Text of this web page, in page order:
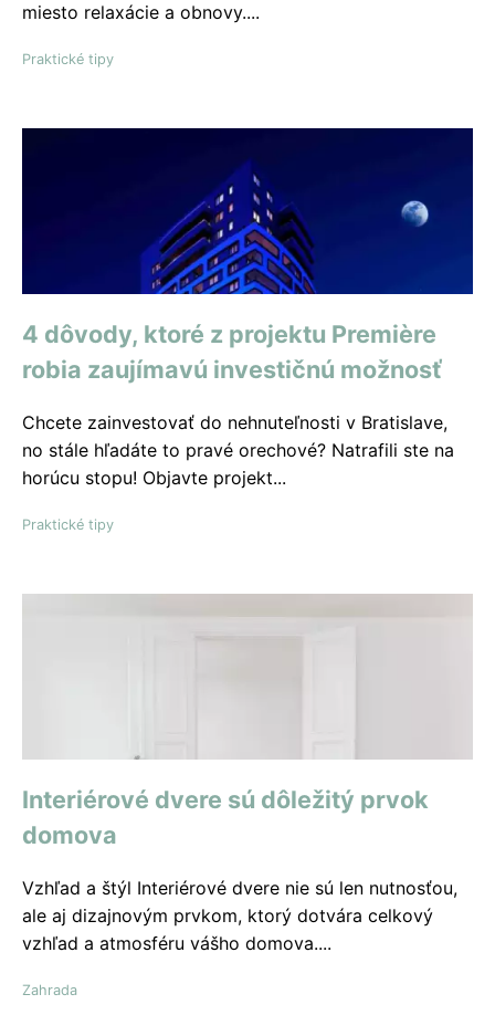
miesto relaxácie a obnovy....
Praktické tipy
4 dôvody, ktoré z projektu Premiѐre
robia zaujímavú investičnú možnosť
Chcete zainvestovať do nehnuteľnosti v Bratislave,
no stále hľadáte to pravé orechové? Natrafili ste na
horúcu stopu! Objavte projekt...
Praktické tipy
Interiérové ​​dvere sú dôležitý prvok
domova
Vzhľad a štýl Interiérové dvere nie sú len nutnosťou,
ale aj dizajnovým prvkom, ktorý dotvára celkový
vzhľad a atmosféru vášho domova....
Zahrada